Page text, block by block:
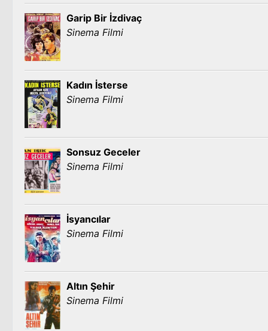
Garip Bir İzdivaç
Sinema Filmi
Kadın İsterse
Sinema Filmi
Sonsuz Geceler
Sinema Filmi
İsyancılar
Sinema Filmi
Altın Şehir
Sinema Filmi